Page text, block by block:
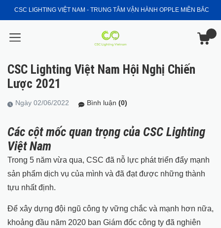
CSC LIGHTING VIỆT NAM - TRUNG TÂM VẬN HÀNH OPPLE MIỀN BẮC
CSC Lighting Việt Nam Hội Nghị Chiến
Lược 2021
Ngày 02/06/2022 Bình luận (0)
Các cột mốc quan trọng của CSC Lighting
Việt Nam
Trong 5 năm vừa qua, CSC đã nỗ lực phát triển đẩy mạnh
sản phẩm dịch vụ của mình và đã đạt được những thành
tựu nhất định.
Để xây dựng đội ngũ công ty vững chắc và mạnh hơn nữa,
khoảng đầu năm 2020 ban Giám đốc công ty đã nghiên